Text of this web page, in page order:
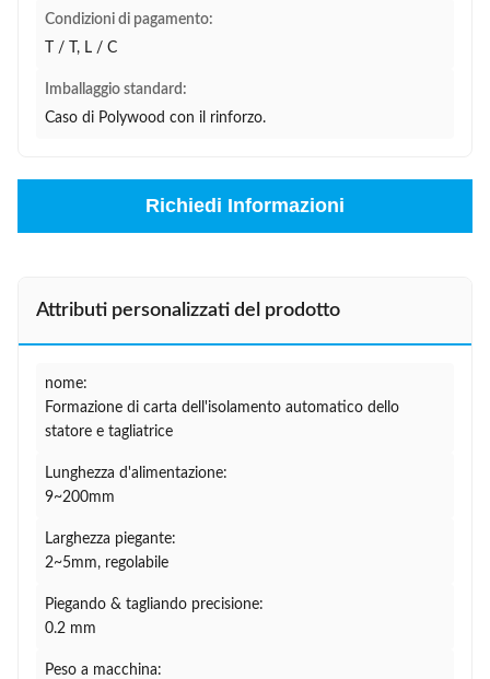
Condizioni di pagamento:
T / T, L / C
Imballaggio standard:
Caso di Polywood con il rinforzo.
Richiedi Informazioni
Attributi personalizzati del prodotto
nome:
Formazione di carta dell'isolamento automatico dello
statore e tagliatrice
Lunghezza d'alimentazione:
9~200mm
Larghezza piegante:
2~5mm, regolabile
Piegando & tagliando precisione:
0.2 mm
Peso a macchina: